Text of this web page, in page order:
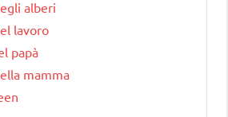
alberi
lavoro
papà
mamma